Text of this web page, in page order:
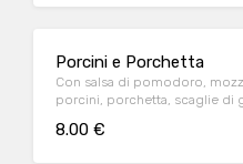
Porcini e Porchetta
Con salsa di pomodoro,
porcini, porchetta, scaglie di
8.00 €